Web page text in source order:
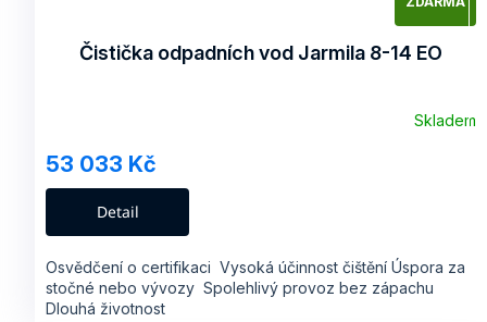
R
Čistička odpadních vod Jarmila 8-14 EO
Skladem
53 033 Kč
Detail
Osvědčení o certifikaci Vysoká účinnost čištění Úspora za
stočné nebo vývozy Spolehlivý provoz bez zápachu
Dlouhá životnost